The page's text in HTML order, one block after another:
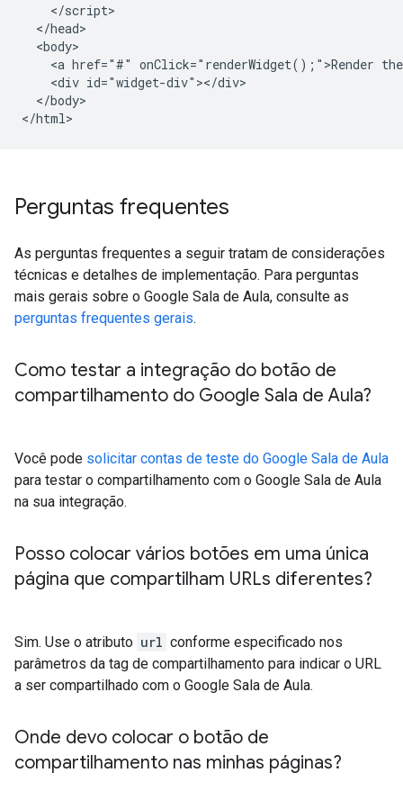
    </script>
  </head>
  <body>
<a href="#" onClick="renderWidget();">Render
    <div id="widget-div"></div>
  </body>
Perguntas frequentes
As perguntas frequentes a seguir tratam de considerações
técnicas e detalhes de implementação. Para perguntas
mais gerais sobre o Google Sala de Aula, consulte as
perguntas frequentes gerais.
Como testar a integração do botão de
compartilhamento do Google Sala de Aula?
Você pode solicitar contas de teste do Google Sala de Aula
para testar o compartilhamento com o Google Sala de Aula
na sua integração.
Posso colocar vários botões em uma única
página que compartilham URLs diferentes?
Sim. Use o atributo url conforme especificado nos
parâmetros da tag de compartilhamento para indicar o URL
a ser compartilhado com o Google Sala de Aula.
Onde devo colocar o botão de
compartilhamento nas minhas páginas?